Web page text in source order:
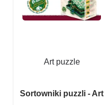
Art puzzle
Sortowniki puzzli - Art